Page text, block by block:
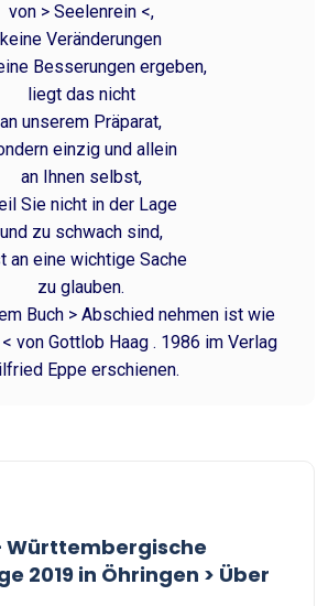
von > Seelenrein <,
keine Veränderungen
Besserungen ergeben,
liegt das nicht
an unserem Präparat,
einzig und allein
an Ihnen selbst,
Sie nicht in der Lage
und zu schwach sind,
an eine wichtige Sache
zu glauben.
Buch > Abschied nehmen ist wie
von Gottlob Haag . 1986 im Verlag
Eppe erschienen.
Württembergische
2019 in Öhringen > Über